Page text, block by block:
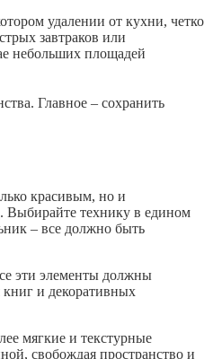
удалении от кухни, четко
завтраков или
небольших площадей
Главное – сохранить
красивым, но и
Выбирайте технику в едином
– все должно быть
эти элементы должны
и декоративных
мягкие и текстурные
свобождая пространство и